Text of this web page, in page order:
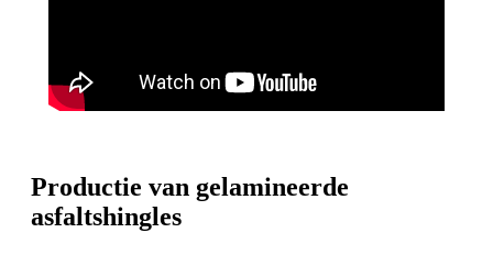
Productie van gelamineerde
asfaltshingles